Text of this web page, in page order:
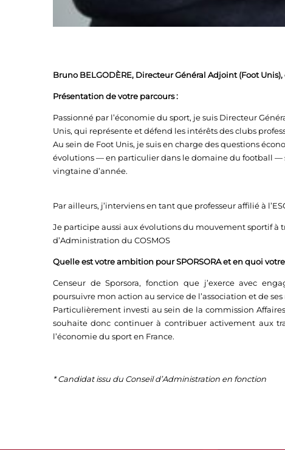
Bruno BELGODÈRE, Directeur Général Adjoint (Foot
Présentation de votre parcours :
Passionné par l’économie du sport, je suis Directeur
Unis, qui représente et défend les intérêts des clubs
Au sein de Foot Unis, je suis en charge des questions
évolutions — en particulier dans le domaine du football
vingtaine d’année.
Par ailleurs, j’interviens en tant que professeur affilié à
Je participe aussi aux évolutions du mouvement sportif à
d’Administration du COSMOS
Quelle est votre ambition pour SPORSORA et en quoi
Censeur de Sporsora, fonction que j’exerce avec
poursuivre mon action au service de l’association et de
Particulièrement investi au sein de la commission
souhaite donc continuer à contribuer activement aux
l’économie du sport en France.
* Candidat issu du Conseil d’Administration en fonction